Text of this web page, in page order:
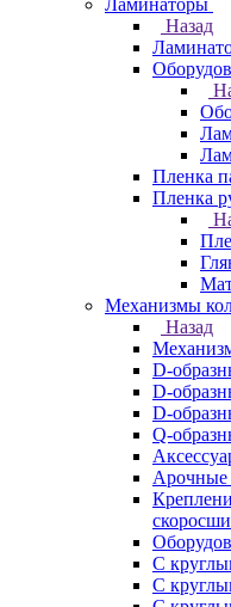
Ламинаторы
Назад
Пленка
Пленка
Механизмы
Назад
D-
D-
D-
Q-
Арочные
С
С